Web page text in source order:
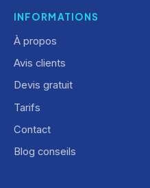
INFORMATIONS
À propos
Avis clients
Devis gratuit
Tarifs
Contact
Blog conseils